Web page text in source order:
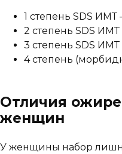
1 степень SDS ИМТ
2 степень SDS ИМТ
3 степень SDS ИМТ
4 степень
Отличия
женщин
У женщины набор